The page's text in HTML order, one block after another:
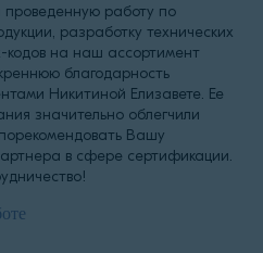
работу по
разработку технических
кодов на наш ассортимент
благодарность
Никитиной Елизавете. Ее
значительно облегчили
Вашу
в сфере сертификации.